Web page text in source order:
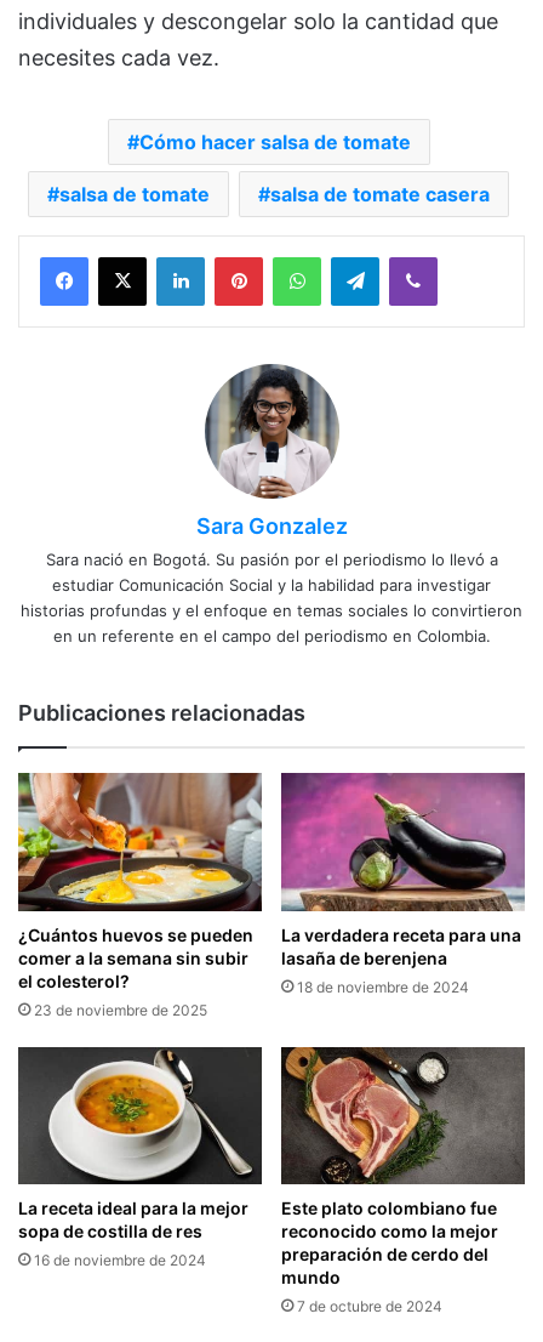
individuales y descongelar solo la cantidad que
necesites cada vez.
Cómo hacer salsa de tomate
salsa de tomate salsa de tomate casera
Facebook
X LinkedInPinterestWhatsAppTelegramViber
Sara Gonzalez
Sara nació en Bogotá. Su pasión por el periodismo lo llevó a
estudiar Comunicación Social y la habilidad para investigar
historias profundas y el enfoque en temas sociales lo convirtieron
en un referente en el campo del periodismo en Colombia.
Publicaciones relacionadas
¿Cuántos huevos se pueden
comer a la semana sin subir
el colesterol?
23 de noviembre de 2025
La verdadera receta para una
lasaña de berenjena
18 de noviembre de 2024
La receta ideal para la mejor
sopa de costilla de res
16 de noviembre de 2024
Este plato colombiano fue
reconocido como la mejor
preparación de cerdo del
mundo
7 de octubre de 2024